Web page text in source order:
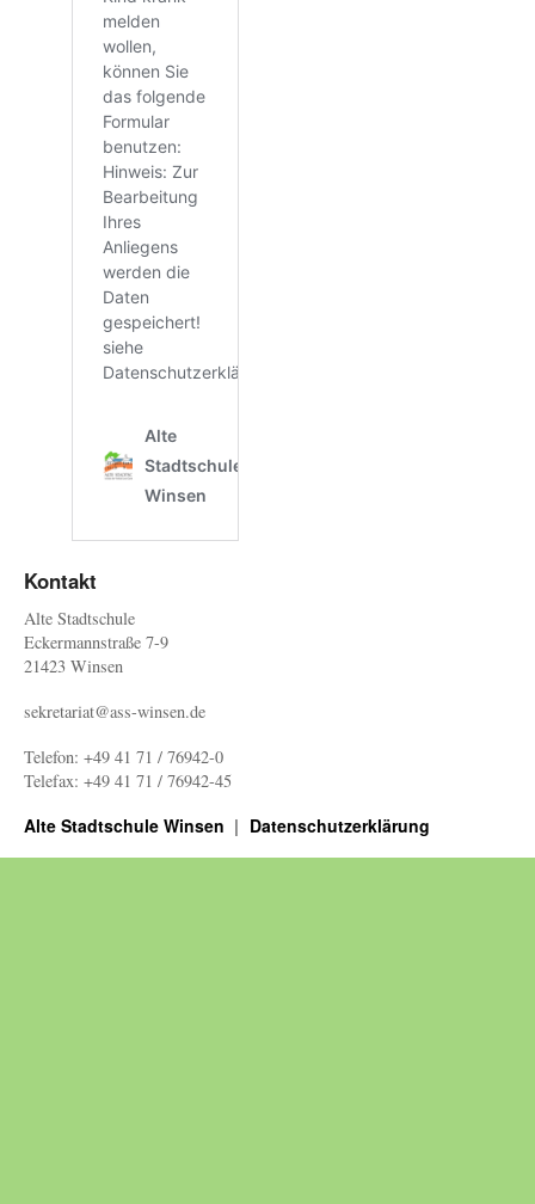
Kontakt
Alte Stadtschule
Eckermannstraße 7-9
21423 Winsen
sekretariat@ass-winsen.de
Telefon: +49 41 71 / 76942-0
Telefax: +49 41 71 / 76942-45
Alte Stadtschule Winsen Datenschutzerklärung